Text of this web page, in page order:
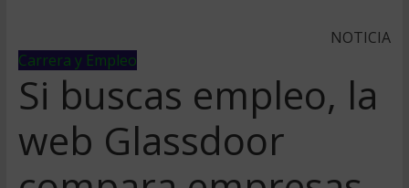
NOTICIA
Carrera y Empleo
Si buscas empleo, la
web Glassdoor